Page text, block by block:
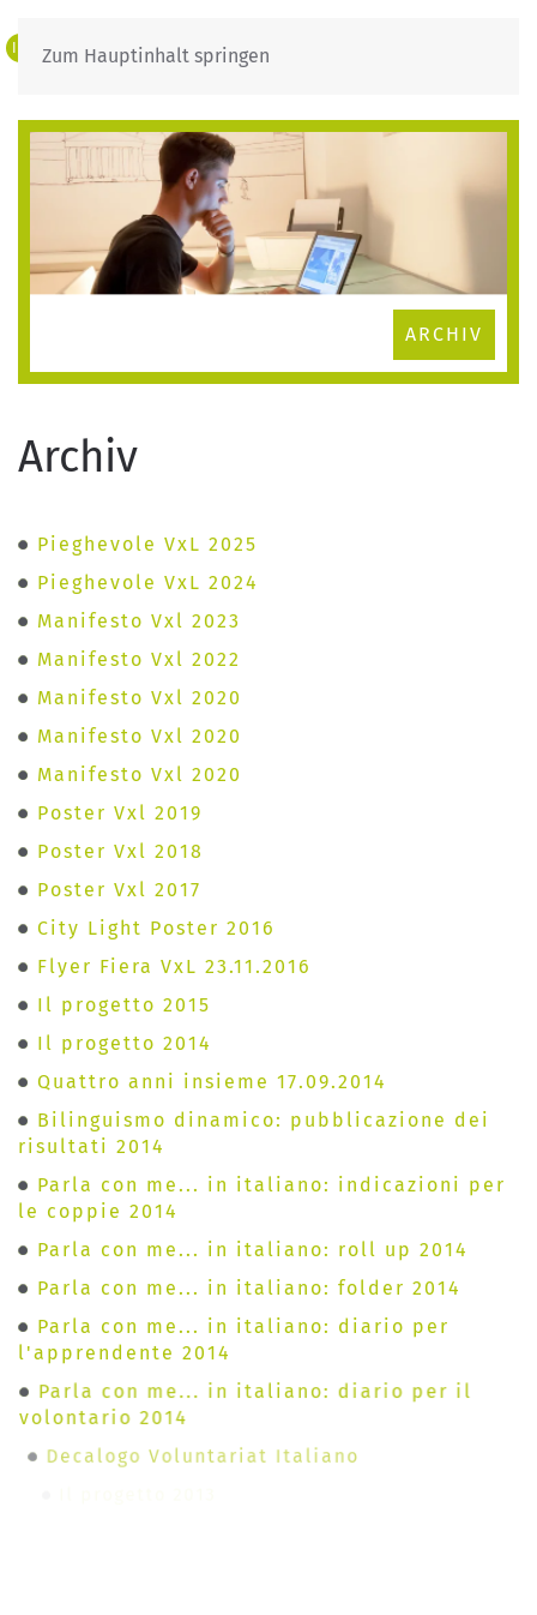
Zum Hauptinhalt springen
IT DE
ARCHIV
Archiv
Pieghevole VxL 2025
Pieghevole VxL 2024
Manifesto Vxl 2023
Manifesto Vxl 2022
Manifesto Vxl 2020
Manifesto Vxl 2020
Manifesto Vxl 2020
Poster Vxl 2019
Poster Vxl 2018
Poster Vxl 2017
City Light Poster 2016
Flyer Fiera VxL 23.11.2016
Il progetto 2015
Il progetto 2014
Quattro anni insieme 17.09.2014
Bilinguismo dinamico: pubblicazione dei
risultati 2014
Parla con me... in italiano: indicazioni per
le coppie 2014
Parla con me... in italiano: roll up 2014
Parla con me... in italiano: folder 2014
Parla con me... in italiano: diario per
l'apprendente 2014
Parla con me... in italiano: diario per il
volontario 2014
Decalogo Voluntariat Italiano